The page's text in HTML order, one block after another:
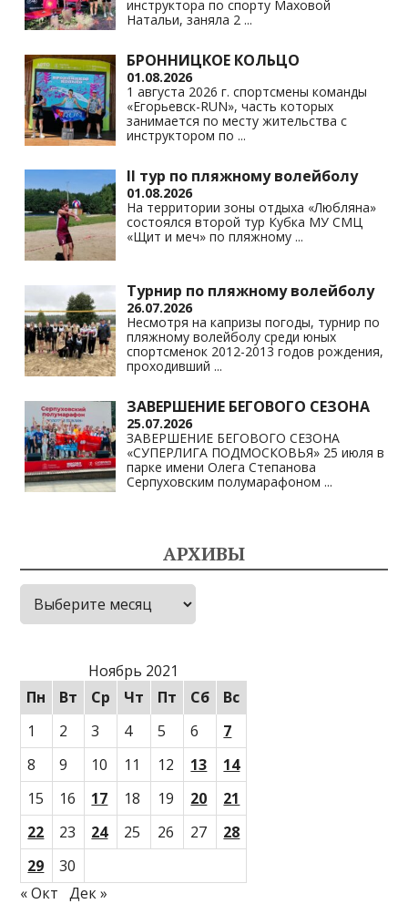
инструктора по спорту Маховой
Натальи, заняла 2 ...
БРОННИЦКОЕ КОЛЬЦО
01.08.2026
1 августа 2026 г. спортсмены команды
«Егорьевск-RUN», часть которых
занимается по месту жительства с
инструктором по ...
II тур по пляжному волейболу
01.08.2026
На территории зоны отдыха «Любляна»
состоялся второй тур Кубка МУ СМЦ
«Щит и меч» по пляжному ...
Турнир по пляжному волейболу
26.07.2026
Несмотря на капризы погоды, турнир по
пляжному волейболу среди юных
спортсменок 2012-2013 годов рождения,
проходивший ...
ЗАВЕРШЕНИЕ БЕГОВОГО СЕЗОНА
25.07.2026
ЗАВЕРШЕНИЕ БЕГОВОГО СЕЗОНА
«СУПЕРЛИГА ПОДМОСКОВЬЯ» 25 июля в
парке имени Олега Степанова
Серпуховским полумарафоном ...
АРХИВЫ
Архивы
Ноябрь 2021
Пн
Вт Ср Чт Пт Сб
Вс
1
2 3 4 5 6
7
8
9 10 11 12 13
14
15
16 17 18 19 20
21
22
23 24 25 26 27
28
29
30
« Окт
Дек »